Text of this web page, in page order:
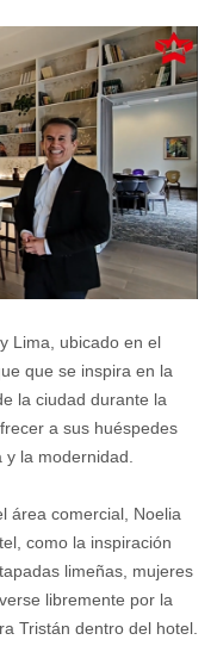
Lima, ubicado en el
que se inspira en la
la ciudad durante la
a sus huéspedes
la modernidad.
área comercial, Noelia
como la inspiración
limeñas, mujeres
libremente por la
Tristán dentro del hotel.